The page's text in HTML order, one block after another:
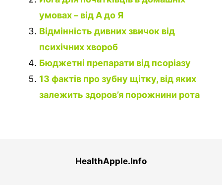
умовах – від А до Я
Відмінність дивних звичок від
психічних хвороб
Бюджетні препарати від псоріазу
13 фактів про зубну щітку, від яких
залежить здоров’я порожнини рота
HealthApple.Info